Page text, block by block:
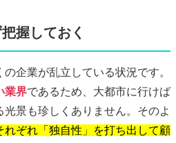
握しておく
企業が乱立している状況です。
業界であるため、大都市に行けば
景も珍しくありません。そのよ
れぞれ「独自性」を打ち出して顧